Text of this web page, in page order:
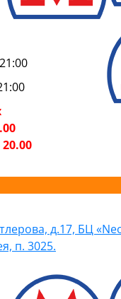
д.17, БЦ
п. 3025.